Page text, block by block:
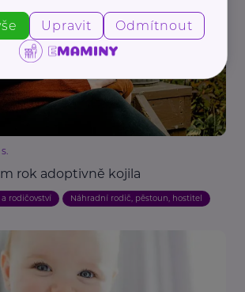
rok adoptivně kojila
rodičovství Náhradní rodič, pěstoun, hostitel
Upravit Odmítnout